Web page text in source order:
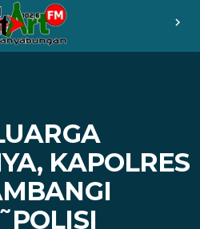
chevron_right
KAPOLRES